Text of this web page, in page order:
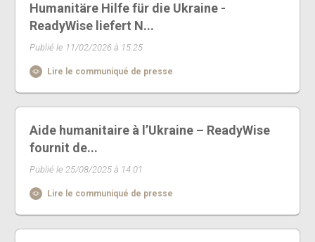
Humanitäre Hilfe für die Ukraine -
ReadyWise liefert N...
Publié le 11/02/2026 à 15:25
Lire le communiqué de presse
Aide humanitaire à l’Ukraine – ReadyWise
fournit de...
Publié le 25/08/2025 à 14:01
Lire le communiqué de presse